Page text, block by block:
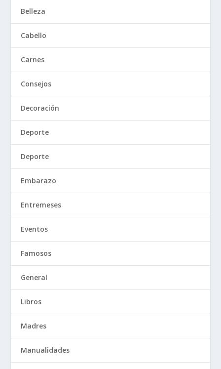
Belleza
Cabello
Carnes
Consejos
Decoración
Deporte
Deporte
Embarazo
Entremeses
Eventos
Famosos
General
Libros
Madres
Manualidades